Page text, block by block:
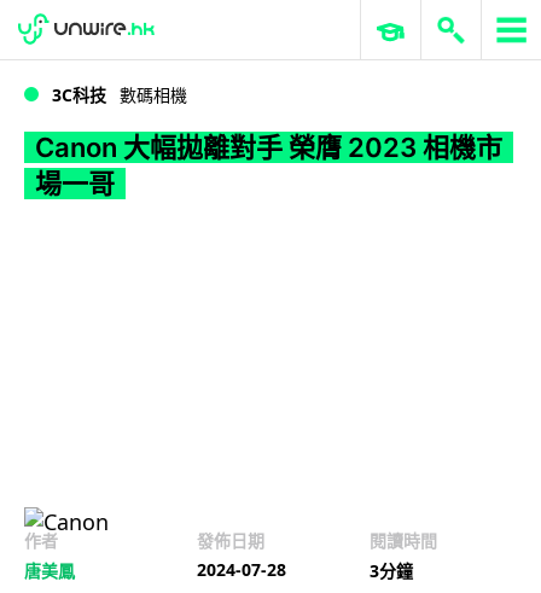
WWDC 2026 ERP 與商業 AI
3C科技 數碼相機
Canon 大幅拋離對手 榮膺 2023 相機市
場一哥
作者
唐美鳳
發佈日期
2024-07-28
閱讀時間
3分鐘